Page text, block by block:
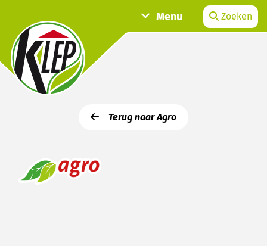
Menu Zoeken
Terug naar Agro